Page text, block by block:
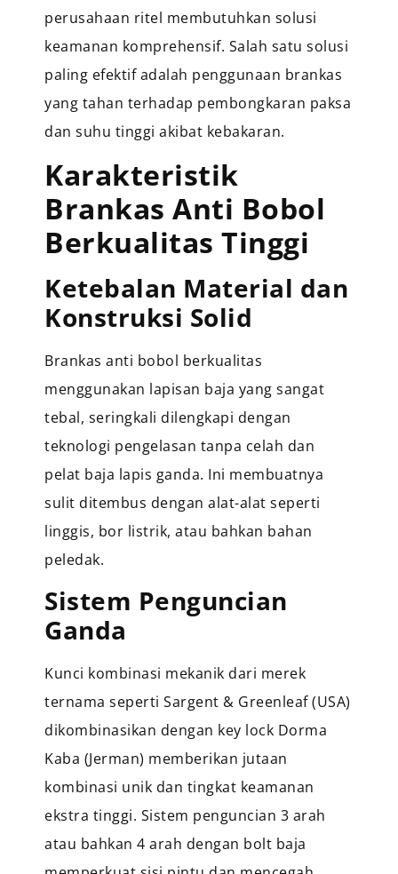
perusahaan ritel membutuhkan solusi
keamanan komprehensif. Salah satu solusi
paling efektif adalah penggunaan brankas
yang tahan terhadap pembongkaran paksa
dan suhu tinggi akibat kebakaran.
Karakteristik
Brankas Anti Bobol
Berkualitas Tinggi
Ketebalan Material dan
Konstruksi Solid
Brankas anti bobol berkualitas
menggunakan lapisan baja yang sangat
tebal, seringkali dilengkapi dengan
teknologi pengelasan tanpa celah dan
pelat baja lapis ganda. Ini membuatnya
sulit ditembus dengan alat-alat seperti
linggis, bor listrik, atau bahkan bahan
peledak.
Sistem Penguncian
Ganda
Kunci kombinasi mekanik dari merek
ternama seperti Sargent & Greenleaf (USA)
dikombinasikan dengan key lock Dorma
Kaba (Jerman) memberikan jutaan
kombinasi unik dan tingkat keamanan
ekstra tinggi. Sistem penguncian 3 arah
atau bahkan 4 arah dengan bolt baja